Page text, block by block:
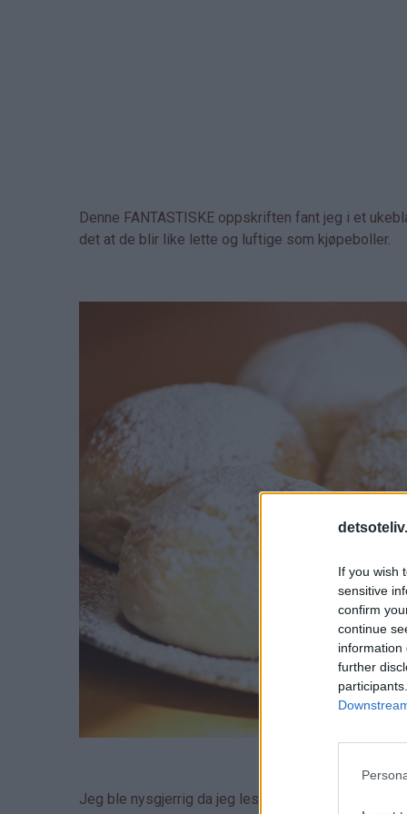
If you wish
sensitive
confirm
continue
information
further
Denne FANTASTISKE oppskriften fant jeg i et
det at de blir like lette og luftige som kjøpeboller.
Jeg ble nysgjerrig da jeg leste oppskriften, for